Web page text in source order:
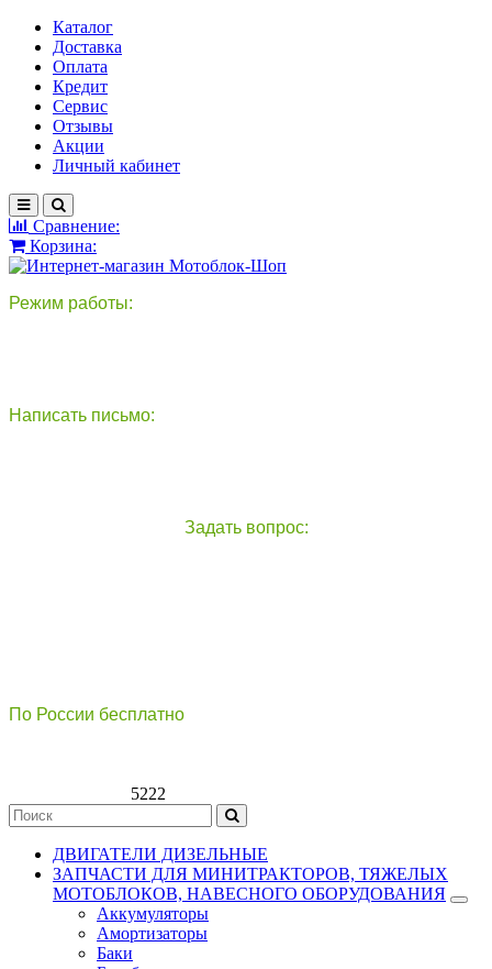
Каталог
Доставка
Оплата
Кредит
Сервис
Отзывы
Акции
Личный кабинет
Сравнение:
Корзина:
Режим работы:
Написать письмо:
Задать вопрос:
По России бесплатно
5222
ДВИГАТЕЛИ ДИЗЕЛЬНЫЕ
ЗАПЧАСТИ ДЛЯ МИНИТРАКТОРОВ, ТЯЖЕЛЫХ
МОТОБЛОКОВ, НАВЕСНОГО ОБОРУДОВАНИЯ
Аккумуляторы
Амортизаторы
Баки